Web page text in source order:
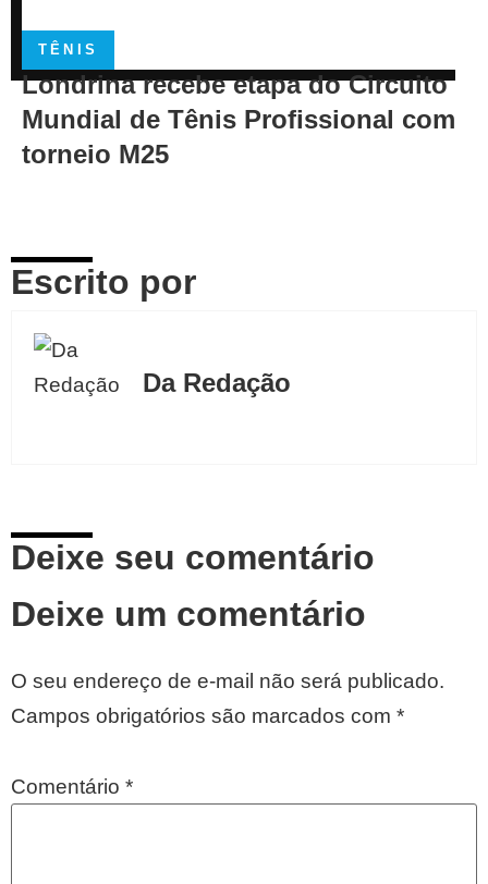
TÊNIS
Londrina recebe etapa do Circuito
Mundial de Tênis Profissional com
torneio M25
Escrito por
Da Redação
Deixe seu comentário
Deixe um comentário
O seu endereço de e-mail não será publicado.
Campos obrigatórios são marcados com *
Comentário *